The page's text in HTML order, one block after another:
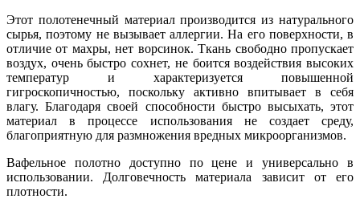
Этот полотенечный материал производится из натурального
сырья, поэтому не вызывает аллергии. На его поверхности, в
отличие от махры, нет ворсинок. Ткань свободно пропускает
воздух, очень быстро сохнет, не боится воздействия высоких
температур и характеризуется повышенной
гигроскопичностью, поскольку активно впитывает в себя
влагу. Благодаря своей способности быстро высыхать, этот
материал в процессе использования не создает среду,
благоприятную для размножения вредных микроорганизмов.
Вафельное полотно доступно по цене и универсально в
использовании. Долговечность материала зависит от его
плотности.